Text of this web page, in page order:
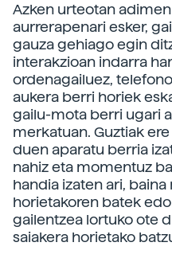
Azken urteotan
aurrerapenari esker,
gauza gehiago egin
interakzioan indarra
ordenagailuez,
aukera berri horiek
gailu-mota berri ugari
merkatuan. Guztiak
duen aparatu berria
nahiz eta momentuz
handia izaten ari,
horietakoren batek
gailentzea lortuko ote
saiakera horietako